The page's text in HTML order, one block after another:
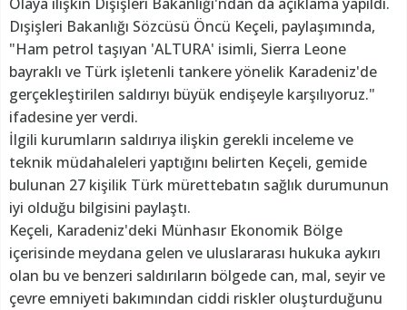
Dışişleri Bakanlığı Sözcüsü Öncü Keçeli, paylaşımında,
"Ham petrol taşıyan 'ALTURA' isimli, Sierra Leone
bayraklı ve Türk işletenli tankere yönelik Karadeniz'de
gerçekleştirilen saldırıyı büyük endişeyle karşılıyoruz."
ifadesine yer verdi.
İlgili kurumların saldırıya ilişkin gerekli inceleme ve
teknik müdahaleleri yaptığını belirten Keçeli, gemide
bulunan 27 kişilik Türk mürettebatın sağlık durumunun
iyi olduğu bilgisini paylaştı.
Keçeli, Karadeniz'deki Münhasır Ekonomik Bölge
içerisinde meydana gelen ve uluslararası hukuka aykırı
olan bu ve benzeri saldırıların bölgede can, mal, seyir ve
çevre emniyeti bakımından ciddi riskler oluşturduğunu